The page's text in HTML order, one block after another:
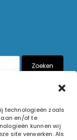
technologieën zoals
en/of te
kunnen wij
site verwerken. Als
Zoeken